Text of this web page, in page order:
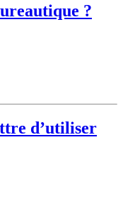
?
d’utiliser